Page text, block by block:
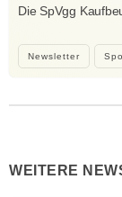
Newsletter
Die SpVgg
WEITERE